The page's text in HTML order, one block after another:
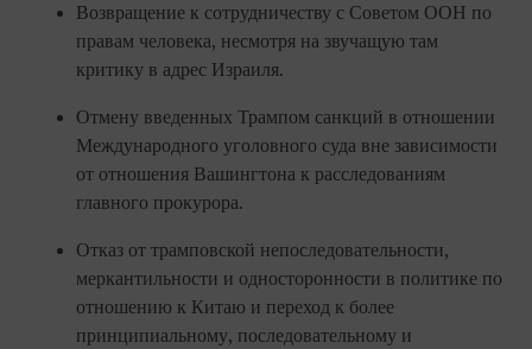
Возвращение к сотрудничеству с Советом ООН по
правам человека, несмотря на звучащую там
критику в адрес Израиля.
Отмену введенных Трампом санкций в отношении
Международного уголовного суда вне зависимости
от отношения Вашингтона к расследованиям
главного прокурора.
Отказ от трамповской непоследовательности,
меркантильности и односторонности в политике по
отношению к Китаю и переход к более
принципиальному, последовательному и